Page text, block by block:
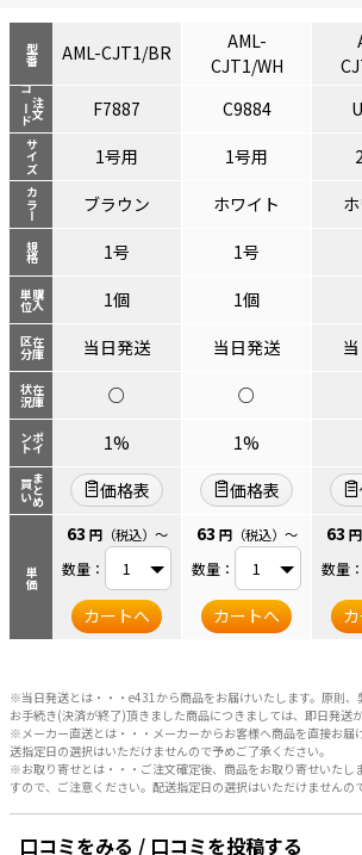
型番
注文
コード
サイズ
カラー
規格
購入
単位
在庫
区分
在庫
状況
ポイ
ント
まとめ
買い
単価
AML-CJT1/BR
AML-
CJT1/WH
F7887 C9884
1号用
1号用
ブラウン
ホワイト
1号
1号
1個
1個
当日発送
当日発送
○
○
1%
1%
価格表
価格表
63 円（税込） ～
数量：
カートへ
63 円（税込） ～
数量：
カートへ
63 円
数量：
※当日発送とは・・・e431から商品をお届けいたします。原則
お手続き(決済が終了)頂きました商品につきましては、即日発送が
※メーカー直送とは・・・メーカーからお客様へ商品を直接お届
送指定日の選択はいただけませんので予めご了承ください。
※お取り寄せとは・・・ご注文確定後、商品をお取り寄せいたし
すので、ご注意ください。配送指定日の選択はいただけませんの
口コミをみる / 口コミを投稿する